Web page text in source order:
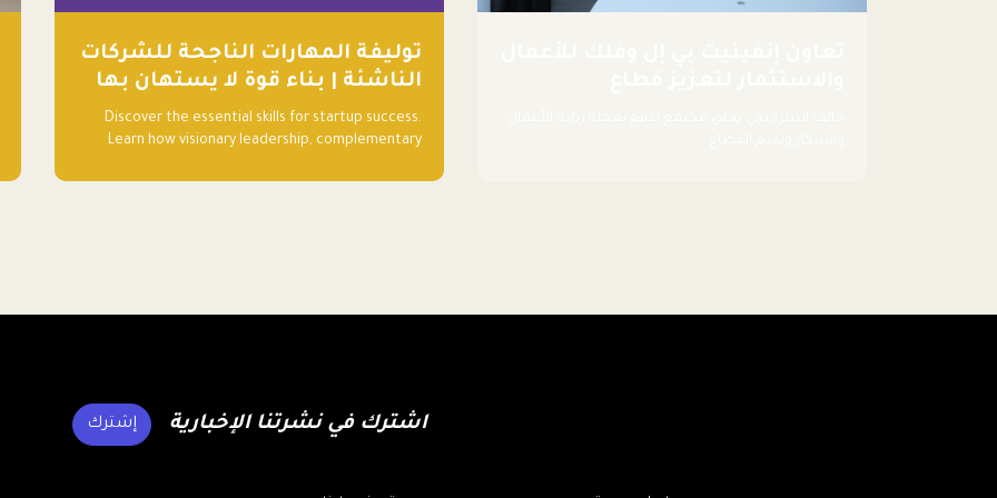
توليفة المهارات الناجحة للشركات
الناشئة | بناء قوة لا يستهان بها
Discover the essential skills for startup success.
Learn how visionary leadership, complementary
powerhouse at Falak.sa. Join our community and
اشترك في نشرتنا الإخبارية إشترك